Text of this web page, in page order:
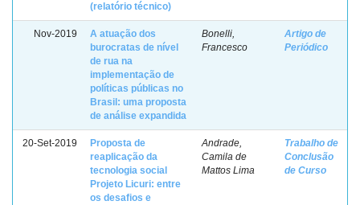
(relatório técnico)
Nov-2019
A atuação dos
burocratas de nível
de rua na
implementação de
políticas públicas no
Brasil: uma proposta
de análise expandida
Bonelli,
Francesco
Artigo de
Periódico
20-Set-2019
Proposta de
reaplicação da
tecnologia social
Projeto Licuri: entre
os desafios e
Andrade,
Camila de
Mattos Lima
Trabalho de
Conclusão
de Curso